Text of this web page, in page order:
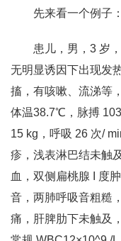
先来看一个例子：
患儿，男，3 岁
无明显诱因下出现发
搐，有咳嗽、流涕等
体温38.7℃，脉搏
15 kg，呼吸 26 次/
疹，浅表淋巴结未触
血，双侧扁桃腺 I 度
音，两肺呼吸音粗糙
痛，肝脾肋下未触及